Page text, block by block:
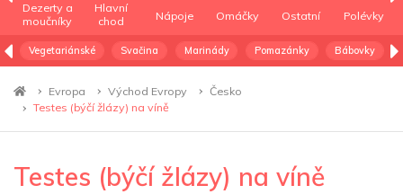
Dezerty a
moučníky
Hlavní
chod
Nápoje Omáčky Ostatní Polévky
Vegetariánské Svačina Marinády Pomazánky Bábovky
Evropa Východ Evropy
Česko
Testes (býčí žlázy) na víně
Testes (býčí žlázy) na víně